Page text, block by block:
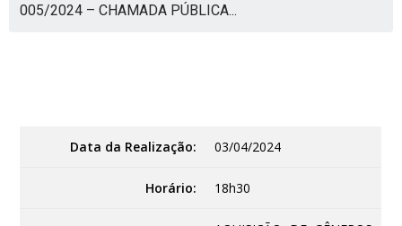
005/2024 – CHAMADA PÚBLICA...
Data da Realização: 03/04/2024
Horário: 18h30